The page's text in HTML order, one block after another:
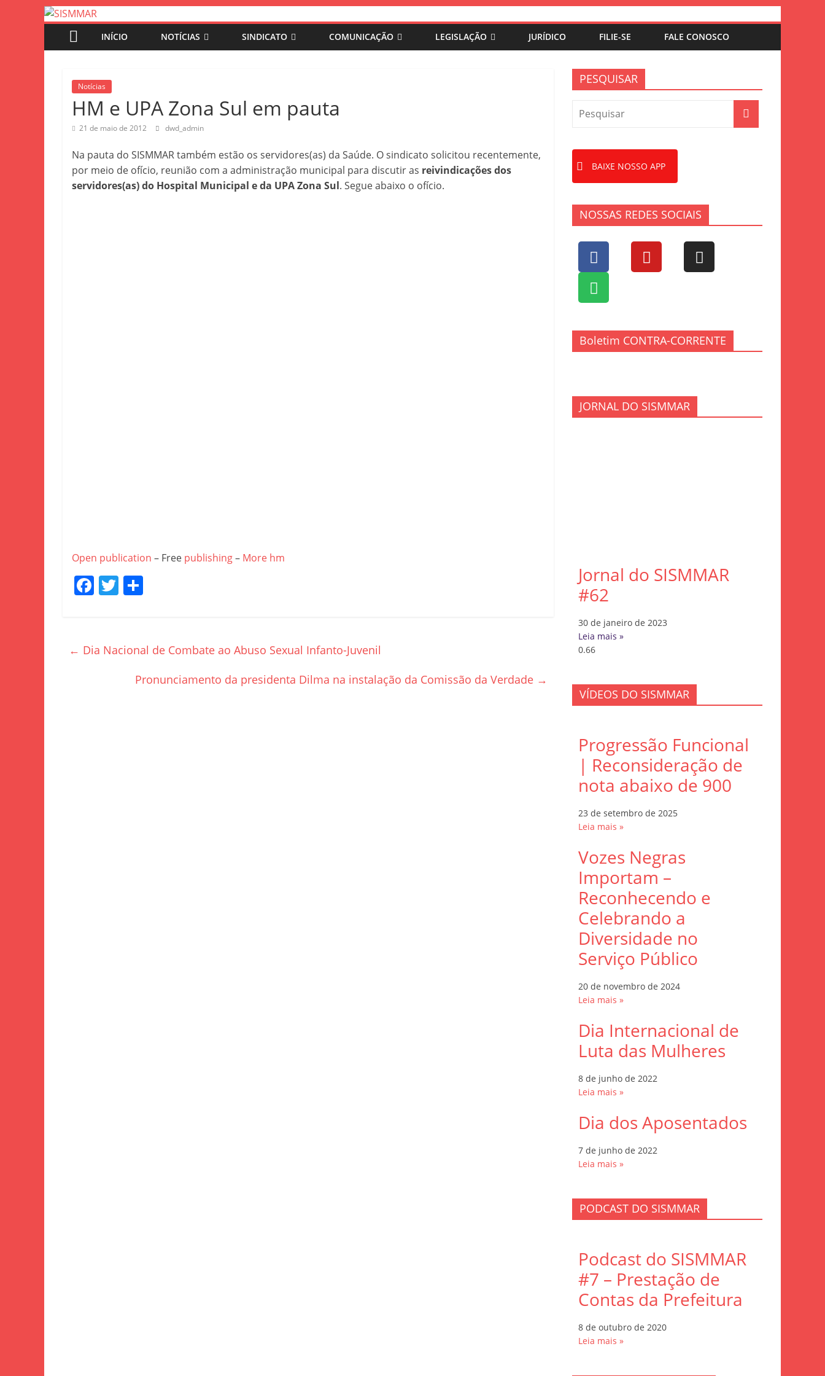
INÍCIO NOTÍCIAS SINDICATO COMUNICAÇÃO LEGISLAÇÃO JURÍDICO FILIE-SE FALE CONOSCO
Notícias
HM e UPA Zona Sul em pauta
21 de maio de 2012 dwd_admin
Na pauta do SISMMAR também estão os servidores(as) da Saúde. O sindicato solicitou recentemente,
por meio de ofício, reunião com a administração municipal para discutir as reivindicações dos
servidores(as) do Hospital Municipal e da UPA Zona Sul. Segue abaixo o ofício.
Open publication – Free publishing– More hm
F
e
T
er e
← Dia Nacional de Combate ao Abuso Sexual Infanto-Juvenil
Pronunciamento da presidenta Dilma na instalação da Comissão da Verdade →
PESQUISAR
BAIXE NOSSO APP
NOSSAS REDES SOCIAIS
Boletim CONTRA-CORRENTE
JORNAL DO SISMMAR
Jornal do SISMMAR
#62
30 de janeiro de 2023
Leia mais »
VÍDEOS DO SISMMAR
Progressão Funcional
| Reconsideração de
nota abaixo de 900
23 de setembro de 2025
Leia mais »
Vozes Negras
Importam –
Reconhecendo e
Celebrando a
Diversidade no
Serviço Público
20 de novembro de 2024
Leia mais »
Dia Internacional de
Luta das Mulheres
8 de junho de 2022
Leia mais »
Dia dos Aposentados
7 de junho de 2022
Leia mais »
PODCAST DO SISMMAR
Podcast do SISMMAR
#7 – Prestação de
Contas da Prefeitura
8 de outubro de 2020
Leia mais »